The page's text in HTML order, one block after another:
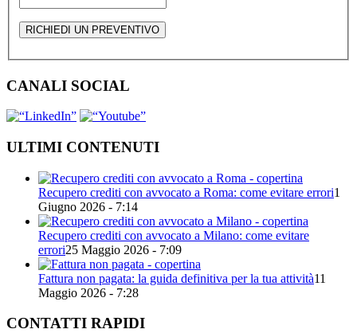
CANALI SOCIAL
ULTIMI CONTENUTI
Recupero crediti con avvocato a Roma: come evitare errori1
Giugno 2026 - 7:14
Recupero crediti con avvocato a Milano: come evitare
errori25 Maggio 2026 - 7:09
Fattura non pagata: la guida definitiva per la tua attività11
Maggio 2026 - 7:28
CONTATTI RAPIDI